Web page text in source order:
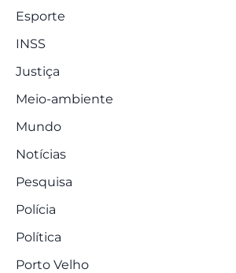
Esporte
INSS
Justiça
Meio-ambiente
Mundo
Notícias
Pesquisa
Polícia
Política
Porto Velho